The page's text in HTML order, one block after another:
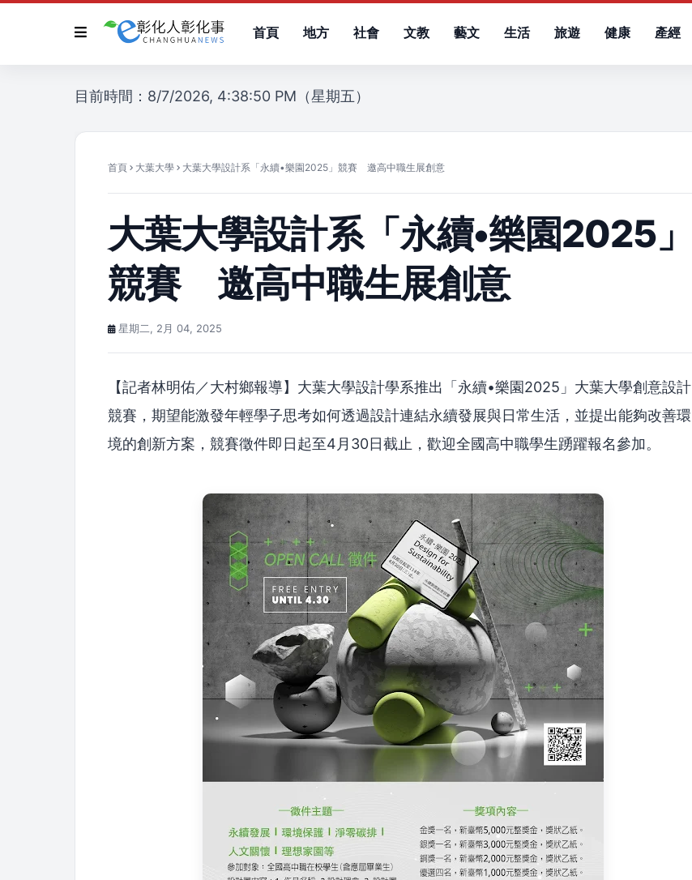
首頁 地方 社會 文教 藝文 生活 旅遊 健康 產經
目前時間：8/7/2026, 4:38:50 PM（星期五）
首頁 大葉大學 大葉大學設計系「永續•樂園2025」競賽 邀高中職生展創意
大葉大學設計系「永續•樂園2025」
競賽 邀高中職生展創意
星期二, 2月 04, 2025
【記者林明佑／大村鄉報導】大葉大學設計學系推出「永續•樂園2025」大葉大學創意設計
競賽，期望能激發年輕學子思考如何透過設計連結永續發展與日常生活，並提出能夠改善環
境的創新方案，競賽徵件即日起至4月30日截止，歡迎全國高中職學生踴躍報名參加。